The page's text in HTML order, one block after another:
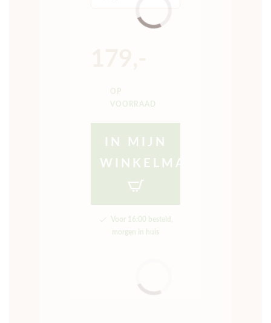
OP
VOORRAAD
IN MIJN
WINKELMAND
Voor 16:00 besteld,
morgen in huis